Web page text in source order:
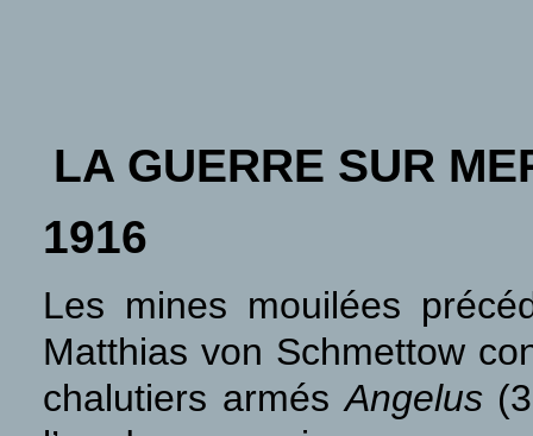
LA GUERRE SUR
1916
Les mines mouilées
Matthias von Schmettow
chalutiers armésAngelus